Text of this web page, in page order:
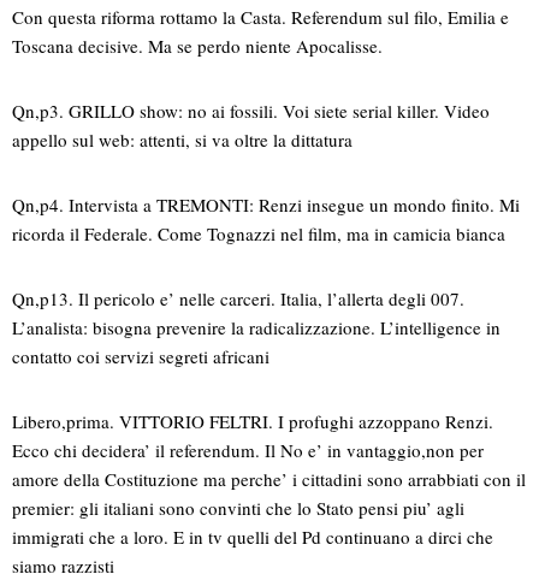
Con questa riforma rottamo la Casta. Referendum sul filo, Emilia e
Toscana decisive. Ma se perdo niente Apocalisse.
Qn,p3. GRILLO show: no ai fossili. Voi siete serial killer. Video
appello sul web: attenti, si va oltre la dittatura
Qn,p4. Intervista a TREMONTI: Renzi insegue un mondo finito. Mi
ricorda il Federale. Come Tognazzi nel film, ma in camicia bianca
Qn,p13. Il pericolo e’ nelle carceri. Italia, l’allerta degli 007.
L’analista: bisogna prevenire la radicalizzazione. L’intelligence in
contatto coi servizi segreti africani
Libero,prima. VITTORIO FELTRI. I profughi azzoppano Renzi.
Ecco chi decidera’ il referendum. Il No e’ in vantaggio,non per
amore della Costituzione ma perche’ i cittadini sono arrabbiati con il
premier: gli italiani sono convinti che lo Stato pensi piu’ agli
immigrati che a loro. E in tv quelli del Pd continuano a dirci che
siamo razzisti